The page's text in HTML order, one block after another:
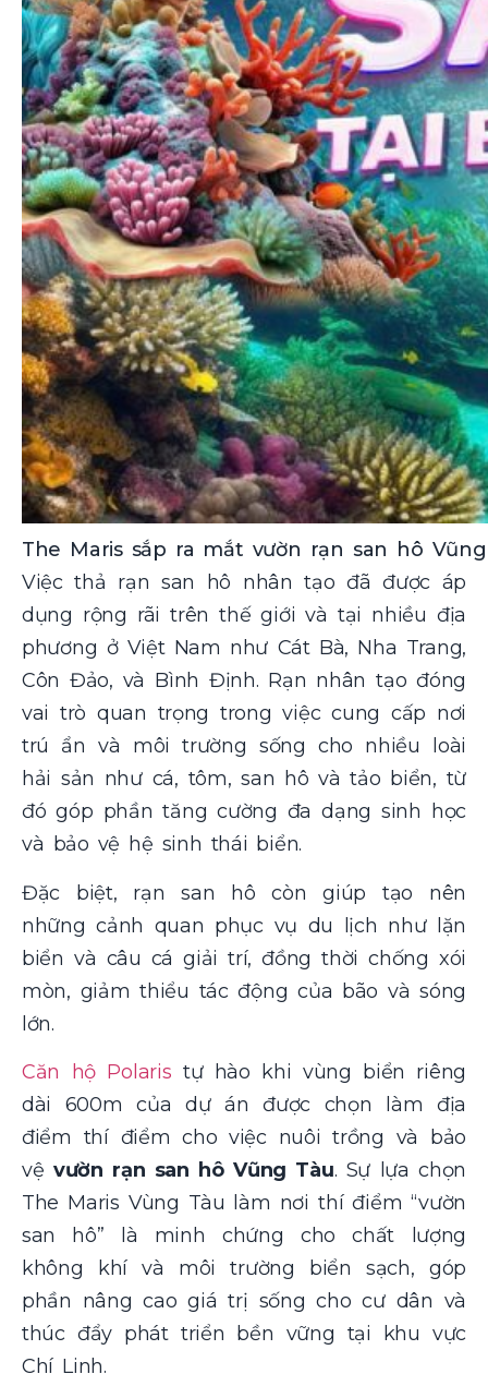
The Maris sắp ra mắt vườn rạn san hô
Việc thả rạn san hô nhân tạo đã được áp
dụng rộng rãi trên thế giới và tại nhiều địa
phương ở Việt Nam như Cát Bà, Nha Trang,
Côn Đảo, và Bình Định. Rạn nhân tạo đóng
vai trò quan trọng trong việc cung cấp nơi
trú ẩn và môi trường sống cho nhiều loài
hải sản như cá, tôm, san hô và tảo biển, từ
đó góp phần tăng cường đa dạng sinh học
và bảo vệ hệ sinh thái biển.
Đặc biệt, rạn san hô còn giúp tạo nên
những cảnh quan phục vụ du lịch như lặn
biển và câu cá giải trí, đồng thời chống xói
mòn, giảm thiểu tác động của bão và sóng
lớn.
Căn hộ Polaris tự hào khi vùng biển riêng
dài 600m của dự án được chọn làm địa
điểm thí điểm cho việc nuôi trồng và bảo
vệ vườn rạn san hô Vũng Tàu. Sự lựa chọn
The Maris Vùng Tàu làm nơi thí điểm “vườn
san hô” là minh chứng cho chất lượng
không khí và môi trường biển sạch, góp
phần nâng cao giá trị sống cho cư dân và
thúc đẩy phát triển bền vững tại khu vực
Chí Linh.